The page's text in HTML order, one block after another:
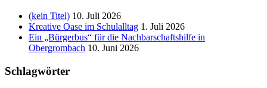
(kein Titel) 10. Juli 2026
Kreative Oase im Schulalltag 1. Juli 2026
Ein „Bürgerbus“ für die Nachbarschaftshilfe in
Obergrombach 10. Juni 2026
Schlagwörter